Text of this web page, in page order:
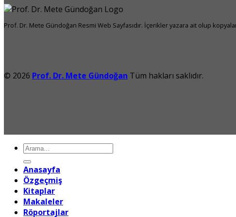
Prof. Dr. Mete Gündoğan Resmi Web Sayfasıdır. İçerikler yazara ait olup
© 2026 Prof. Dr. Mete Gündoğan Tüm hakları saklıdır.
Ara:
Anasayfa
Özgeçmiş
Kitaplar
Makaleler
Röportajlar